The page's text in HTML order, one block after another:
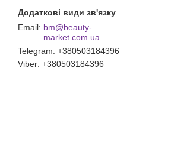
bm@beauty-
market.com.ua
Telegram +380503184396
Viber +380503184396